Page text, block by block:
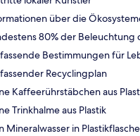
über die
80% der Beleuchtung
Bestimmungen für
Recyclingplan
Kaffeerührstäbchen aus
Trinkhalme aus Plastik
Mineralwasser in